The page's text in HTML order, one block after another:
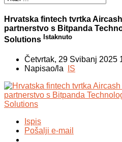
Hrvatska fintech tvrtka
partnerstvo s Bitpanda
Solutions Istaknuto
Četvrtak, 29 Svibanj 2025
Napisao/la
IS
Ispis
Pošalji e-mail